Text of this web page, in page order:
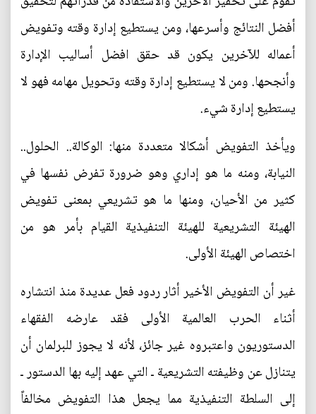
أفضل النتائج وأسرعها، ومن يستطيع إدارة وقته وتفويض
أعماله للآخرين يكون قد حقق افضل أساليب الإدارة
وأنجحها. ومن لا يستطيع إدارة وقته وتحويل مهامه فهو لا
يستطيع إدارة شيء.
ويأخذ التفويض أشكالا متعددة منها: الوكالة.. الحلول..
النيابة، ومنه ما هو إداري وهو ضرورة تفرض نفسها في
كثير من الأحيان، ومنها ما هو تشريعي بمعنى تفويض
الهيئة التشريعية للهيئة التنفيذية القيام بأمر هو من
اختصاص الهيئة الأولى.
غير أن التفويض الأخير أثار ردود فعل عديدة منذ انتشاره
أثناء الحرب العالمية الأولى فقد عارضه الفقهاء
الدستوريون واعتبروه غير جائز، لأنه لا يجوز للبرلمان أن
يتنازل عن وظيفته التشريعية ـ التي عهد إليه بها الدستور ـ
إلى السلطة التنفيذية مما يجعل هذا التفويض مخالفاً